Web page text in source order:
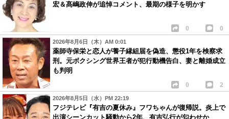
宏＆髙嶋政伸が追悼コメント、最期の様子を明かす
0 0
2026年8月6日（木）AM 0:01
薬師寺保栄と恋人が養子縁組届を偽造、懲役1年を検察求
刑。元ボクシング世界王者が犯行動機告白、妻と離婚成立
も判明
0 2
2026年8月5日（水）PM 22:19
フジテレビ『有吉の夏休み』フワちゃんが復帰説。炎上で
出演シーンカット騒動から2年、有吉弘行が匂わせか